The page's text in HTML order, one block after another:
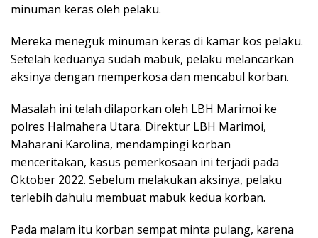
minuman keras oleh pelaku.
Mereka meneguk minuman keras di kamar kos pelaku.
Setelah keduanya sudah mabuk, pelaku melancarkan
aksinya dengan memperkosa dan mencabul korban.
Masalah ini telah dilaporkan oleh LBH Marimoi ke
polres Halmahera Utara. Direktur LBH Marimoi,
Maharani Karolina, mendampingi korban
menceritakan, kasus pemerkosaan ini terjadi pada
Oktober 2022. Sebelum melakukan aksinya, pelaku
terlebih dahulu membuat mabuk kedua korban.
Pada malam itu korban sempat minta pulang, karena